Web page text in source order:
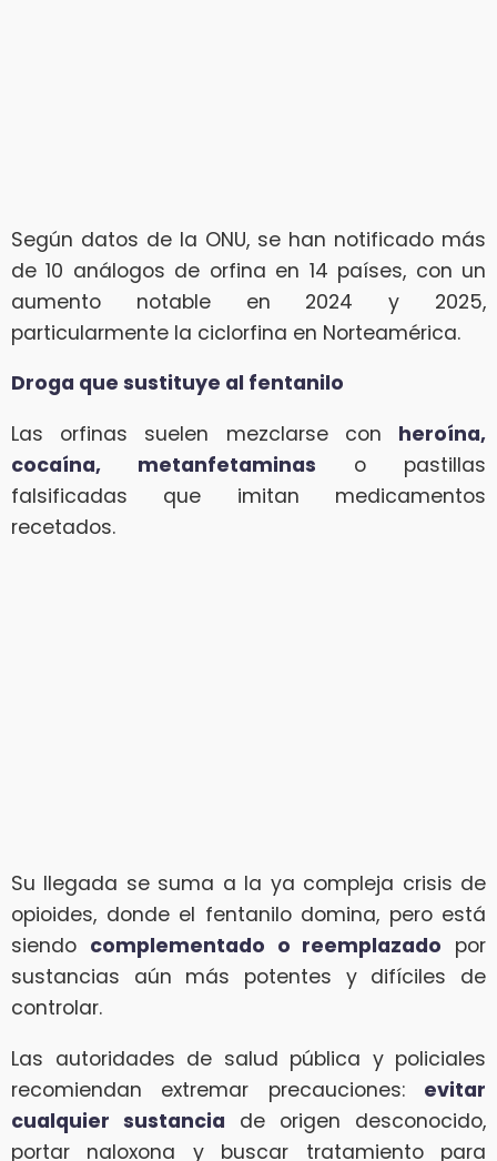
Según datos de la ONU, se han notificado más
de 10 análogos de orfina en 14 países, con un
aumento notable en 2024 y 2025,
particularmente la ciclorfina en Norteamérica.
Droga que sustituye al fentanilo
Las orfinas suelen mezclarse con heroína,
cocaína, metanfetaminas o pastillas
falsificadas que imitan medicamentos
recetados.
Su llegada se suma a la ya compleja crisis de
opioides, donde el fentanilo domina, pero está
siendo complementado o reemplazado por
sustancias aún más potentes y difíciles de
controlar.
Las autoridades de salud pública y policiales
recomiendan extremar precauciones: evitar
cualquier sustancia de origen desconocido,
portar naloxona y buscar tratamiento para